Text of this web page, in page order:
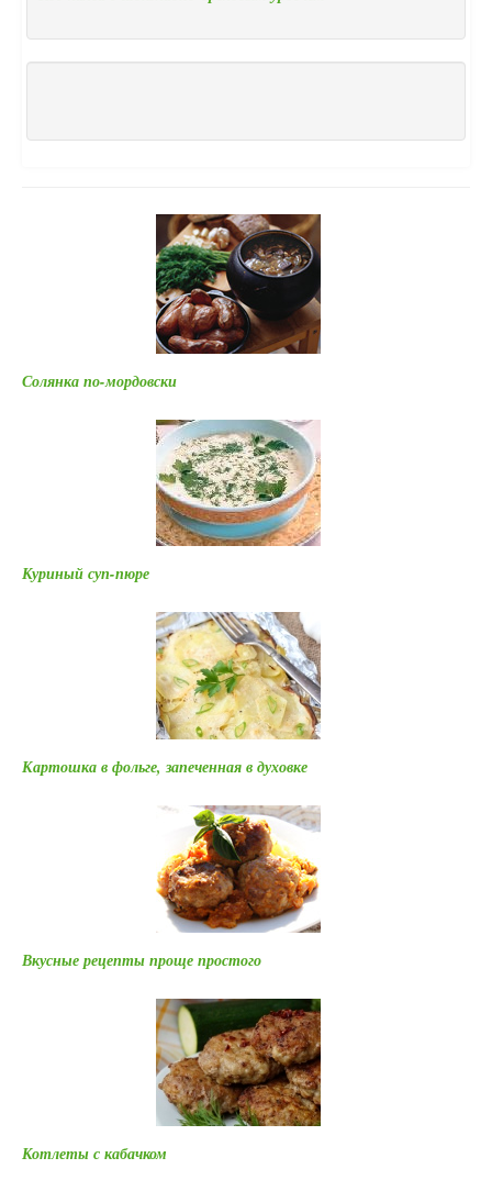
Солянка по-мордовски
Куриный суп-пюре
Картошка в фольге, запеченная в духовке
Вкусные рецепты проще простого
Котлеты с кабачком